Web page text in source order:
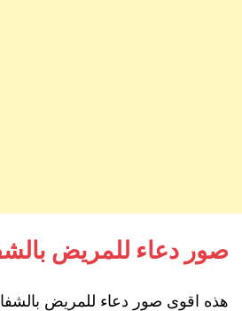
صور دعاء للمريض
هذه اقوى صور دعاء للمريض